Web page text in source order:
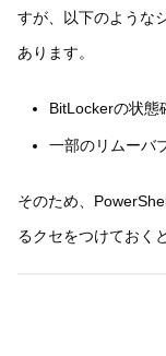
すが、以下のような
あります。
BitLockerの状態
一部のリムーバ
そのため、
るクセをつけておく